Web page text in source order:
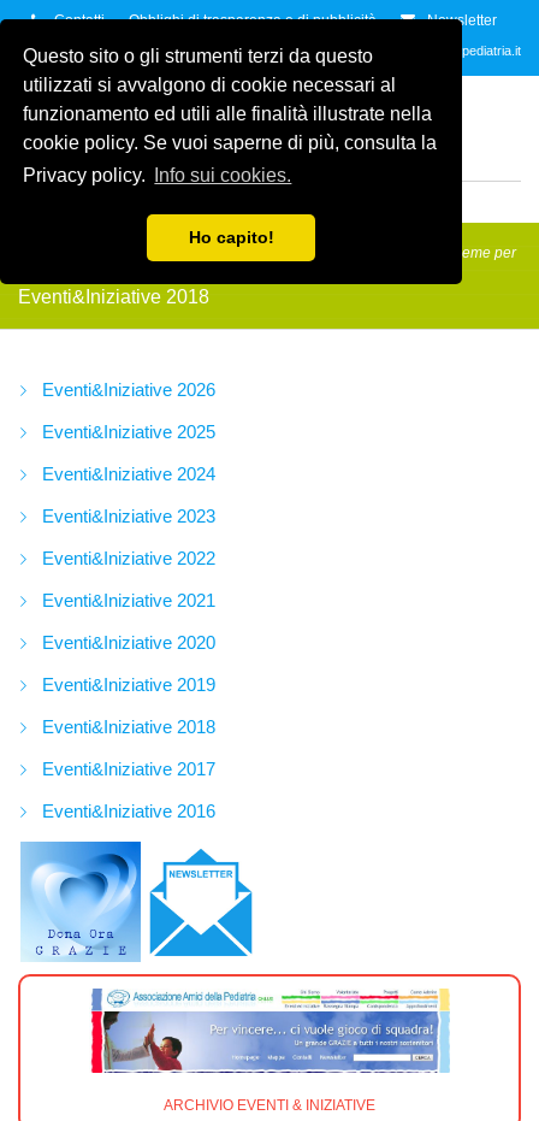
Questo sito o gli strumenti terzi da questo
utilizzati si avvalgono di cookie necessari al
funzionamento ed utili alle finalità illustrate nella
cookie policy. Se vuoi saperne di più, consulta la
Privacy policy.
Info sui cookies.
Ho capito!
Contatti Obblighi di trasparenza e di pubblicità Newsletter
Contattaci allo035.2678061oppure all'indirzzo e-mail info@amicidellapediatria.it
ASSOCIAZIONE AMICI
DELLA PEDIATRIAETS
ODV
Amici della Pediatria Eventi&Iniziative 2018
Insieme per
Eventi&Iniziative 2018
Eventi&Iniziative 2026
Eventi&Iniziative 2025
Eventi&Iniziative 2024
Eventi&Iniziative 2023
Eventi&Iniziative 2022
Eventi&Iniziative 2021
Eventi&Iniziative 2020
Eventi&Iniziative 2019
Eventi&Iniziative 2018
Eventi&Iniziative 2017
Eventi&Iniziative 2016
ARCHIVIO EVENTI & INIZIATIVE